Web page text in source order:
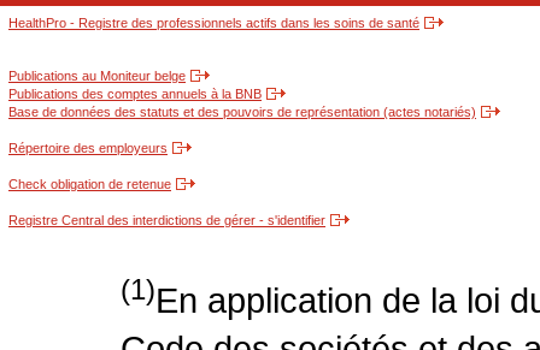
HealthPro - Registre des professionnels actifs dans les soins de santé
Publications au Moniteur belge
Publications des comptes annuels à la BNB
Base de données des statuts et des pouvoirs de représentation (actes notariés)
Répertoire des employeurs
Check obligation de retenue
Registre Central des interdictions de gérer - s'identifier
(1)En application de la loi